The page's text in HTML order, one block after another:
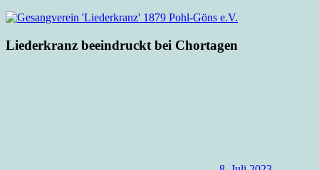
Liederkranz beeindruckt bei Chortagen